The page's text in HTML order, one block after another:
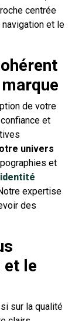
centrée
navigation et le
de votre
et
univers
et
identité
expertise
des
et le
sur la qualité